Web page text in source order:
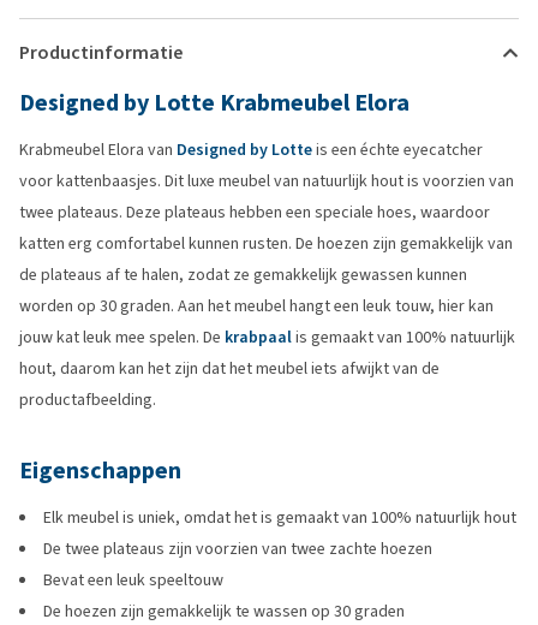
Productinformatie
Designed by Lotte Krabmeubel Elora
Krabmeubel Elora van Designed by Lotteis een échte eyecatcher
voor kattenbaasjes. Dit luxe meubel van natuurlijk hout is voorzien van
twee plateaus. Deze plateaus hebben een speciale hoes, waardoor
katten erg comfortabel kunnen rusten. De hoezen zijn gemakkelijk van
de plateaus af te halen, zodat ze gemakkelijk gewassen kunnen
worden op 30 graden. Aan het meubel hangt een leuk touw, hier kan
jouw kat leuk mee spelen. De krabpaalis gemaakt van 100% natuurlijk
hout, daarom kan het zijn dat het meubel iets afwijkt van de
productafbeelding.
Eigenschappen
Elk meubel is uniek, omdat het is gemaakt van 100% natuurlijk hout
De twee plateaus zijn voorzien van twee zachte hoezen
Bevat een leuk speeltouw
De hoezen zijn gemakkelijk te wassen op 30 graden